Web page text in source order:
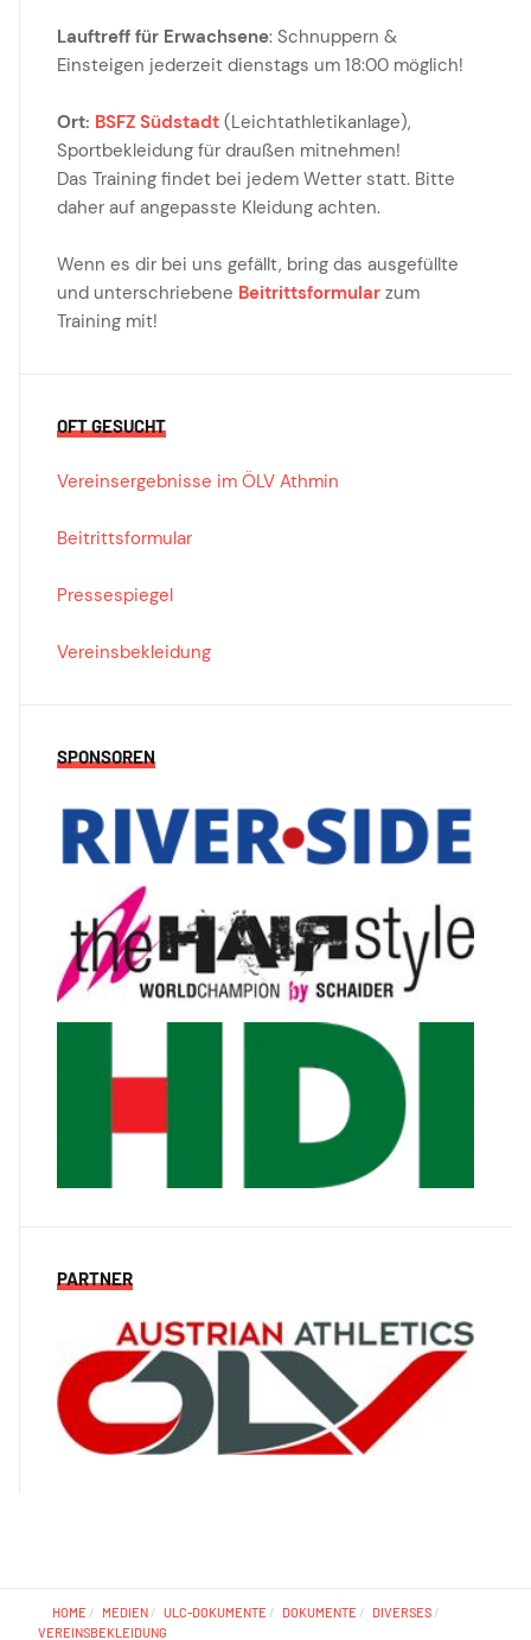
Lauftreff für Erwachsene: Schnuppern &
Einsteigen jederzeit dienstags um 18:00 möglich!
Ort: BSFZ Südstadt (Leichtathletikanlage),
Sportbekleidung für draußen mitnehmen!
Das Training findet bei jedem Wetter statt. Bitte
daher auf angepasste Kleidung achten.
Wenn es dir bei uns gefällt, bring das ausgefüllte
und unterschriebene Beitrittsformular zum
Training mit!
OFT GESUCHT
Vereinsergebnisse im ÖLV Athmin
Beitrittsformular
Pressespiegel
Vereinsbekleidung
SPONSOREN
PARTNER
HOME MEDIEN ULC-DOKUMENTE DOKUMENTE
DIVERSES
VEREINSBEKLEIDUNG